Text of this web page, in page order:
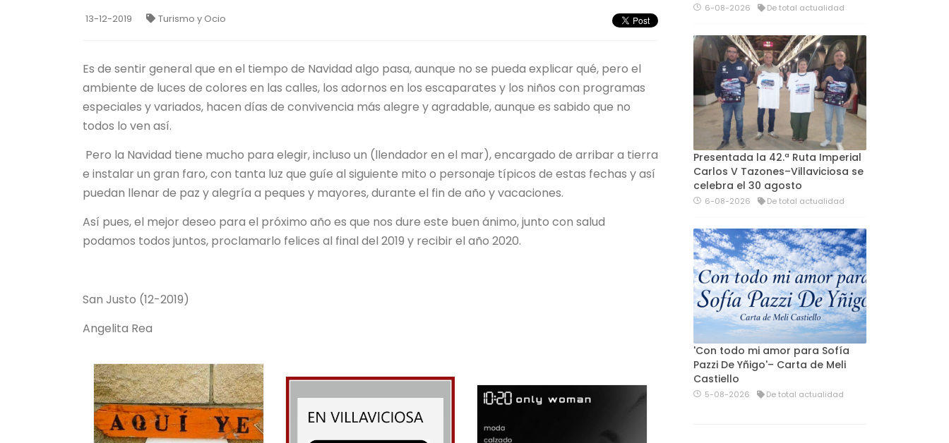
13-12-2019 Turismo y Ocio
Es de sentir general que en el tiempo de Navidad algo pasa, aunque no se pueda explicar qué, pero el
ambiente de luces de colores en las calles, los adornos en los escaparates y los niños con programas
especiales y variados, hacen días de convivencia más alegre y agradable, aunque es sabido que no
todos lo ven así.
Pero la Navidad tiene mucho para elegir, incluso un (llendador en el mar), encargado de arribar a tierra
e instalar un gran faro, con tanta luz que guíe al siguiente mito o personaje típicos de estas fechas y así
puedan llenar de paz y alegría a peques y mayores, durante el fin de año y vacaciones.
Así pues, el mejor deseo para el próximo año es que nos dure este buen ánimo, junto con salud
podamos todos juntos, proclamarlo felices al final del 2019 y recibir el año 2020.
San Justo (12-2019)
Angelita Rea
6-08-2026 De total actualidad
Presentada la 42.ª Ruta Imperial
Carlos V Tazones–Villaviciosa se
celebra el 30 agosto
6-08-2026 De total actualidad
'Con todo mi amor para Sofía
Pazzi De Yñigo'– Carta de Meli
Castiello
5-08-2026 De total actualidad